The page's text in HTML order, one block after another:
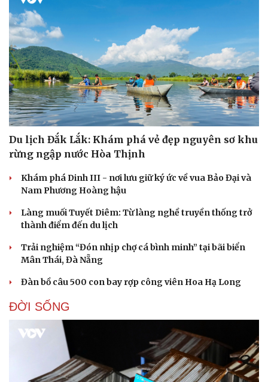
Du lịch Đắk Lắk: Khám phá vẻ đẹp nguyên sơ khu
rừng ngập nước Hòa Thịnh
Khám phá Dinh III - nơi lưu giữ ký ức về vua Bảo Đại và
Nam Phương Hoàng hậu
Làng muối Tuyết Diêm: Từ làng nghề truyền thống trở
thành điểm đến du lịch
Trải nghiệm “Đón nhịp chợ cá bình minh” tại bãi biển
Mân Thái, Đà Nẵng
Đàn bồ câu 500 con bay rợp công viên Hoa Hạ Long
ĐỜI SỐNG